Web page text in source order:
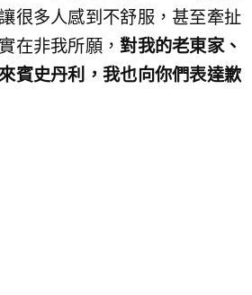
很多人感到不舒服，甚至牽扯
在非我所願，對我的老東家、
賓史丹利，我也向你們表達歉